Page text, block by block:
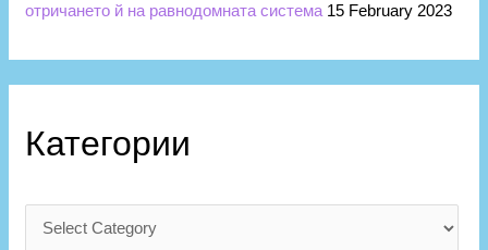
отричането й на равнодомната система 15 February 2023
Категории